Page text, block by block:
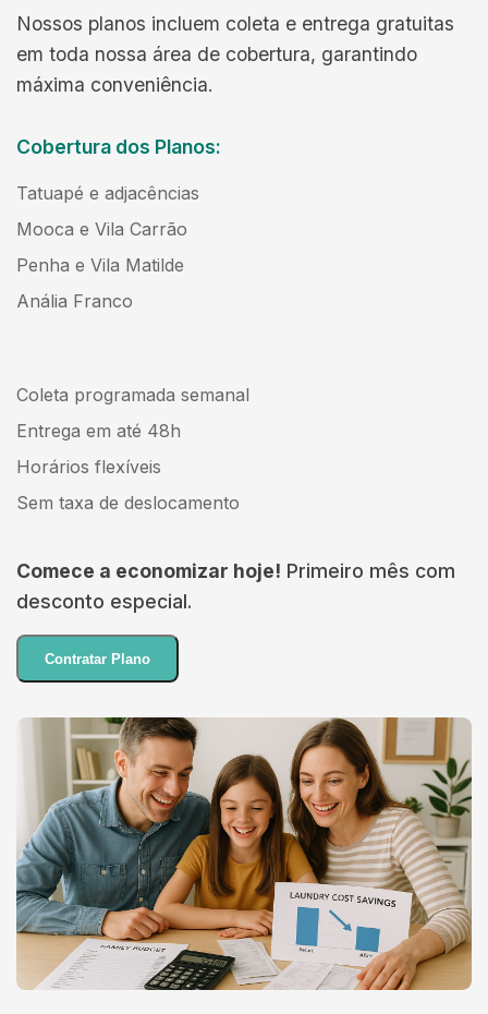
Nossos planos incluem coleta e entrega gratuitas
em toda nossa área de cobertura, garantindo
máxima conveniência.
Cobertura dos Planos:
Tatuapé e adjacências
Mooca e Vila Carrão
Penha e Vila Matilde
Anália Franco
Coleta programada semanal
Entrega em até 48h
Horários flexíveis
Sem taxa de deslocamento
Comece a economizar hoje! Primeiro mês com
desconto especial.
Contratar Plano